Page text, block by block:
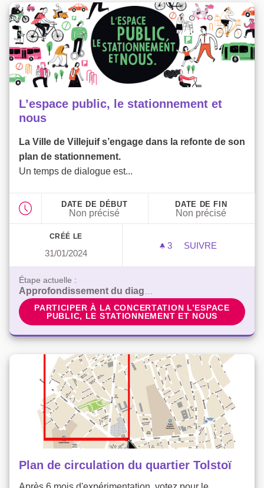
L’espace public, le stationnement et
nous
La Ville de Villejuif s’engage dans la refonte de son
plan de stationnement.
Un temps de dialogue est...
DATE DE DÉBUT
Non précisé
DATE DE FIN
Non précisé
CRÉÉ LE
31/01/2024
3 3 ABONNÉS
SUIVRE
Étape actuelle :
Approfondissement du diagnostic
PARTICIPER À LA CONCERTATION L’ESPACE
PARTICIPER À LA CONCERTATION L’ESPACE
PUBLIC, LE STATIONNEMENT ET NOUS
Plan de circulation du quartier Tolstoï